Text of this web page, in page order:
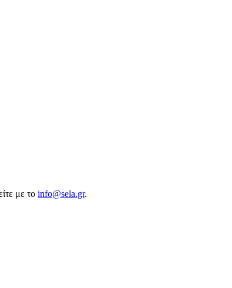
με το info@sela.gr.